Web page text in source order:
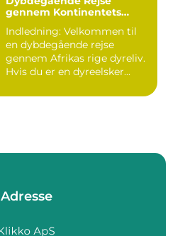
gennem Kontinentets
Indledning: Velkommen til
en dybdegående rejse
gennem Afrikas rige dyreliv.
Hvis du er en dyreelsker...
Adresse